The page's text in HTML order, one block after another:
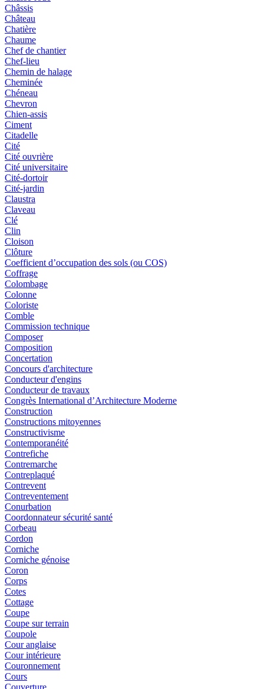
Châssis
Château
Chatière
Chaume
Chef de chantier
Chef-lieu
Chemin de halage
Cheminée
Chéneau
Chevron
Chien-assis
Ciment
Citadelle
Cité
Cité ouvrière
Cité universitaire
Cité-dortoir
Cité-jardin
Claustra
Claveau
Clé
Clin
Cloison
Clôture
Coefficient d’occupation des sols (ou COS)
Coffrage
Colombage
Colonne
Coloriste
Comble
Commission technique
Composer
Composition
Concertation
Concours d'architecture
Conducteur d'engins
Conducteur de travaux
Congrès International d’Architecture Moderne
Construction
Constructions mitoyennes
Constructivisme
Contemporanéité
Contrefiche
Contremarche
Contreplaqué
Contrevent
Contreventement
Conurbation
Coordonnateur sécurité santé
Corbeau
Cordon
Corniche
Corniche génoise
Coron
Corps
Cotes
Cottage
Coupe
Coupe sur terrain
Coupole
Cour anglaise
Cour intérieure
Couronnement
Cours